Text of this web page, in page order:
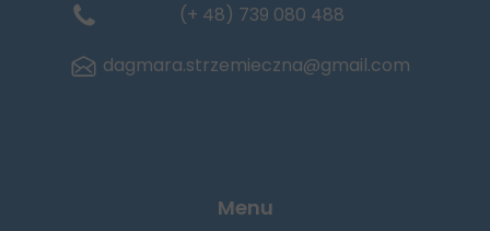
(+ 48) 739 080 488
Menu
dagmara.strzemieczna@gmail.com